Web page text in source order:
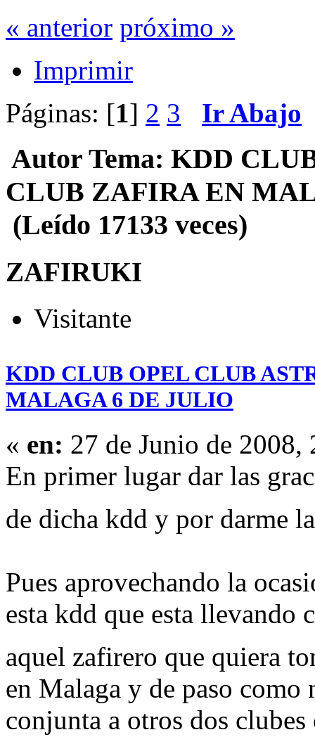
« anterior próximo »
Imprimir
Páginas: [1] 2 3 Ir Abajo
Autor Tema: KDD
CLUB ZAFIRA EN
(Leído 17133 veces)
ZAFIRUKI
Visitante
KDD CLUB OPEL CLUB
MALAGA 6 DE JULIO
« en: 27 de Junio de 2008,
En primer lugar dar las
de dicha kdd y por darme
Pues aprovechando la
esta kdd que esta llevando
aquel zafirero que quiera
en Malaga y de paso como
conjunta a otros dos clubes